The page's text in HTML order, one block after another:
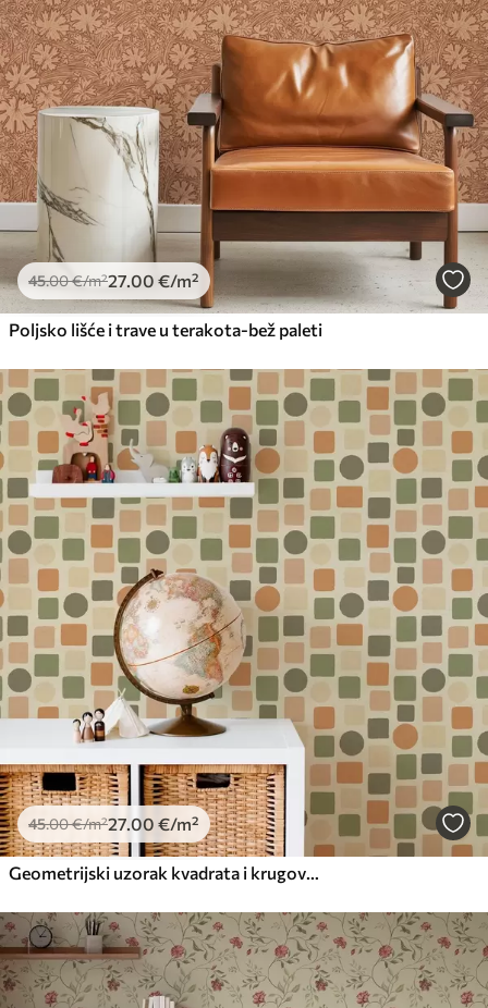
Standard
45.0027.00€/m²
Premium
56 € /m²
Premium vinil
66.6740.00€/m²
45.00€/m²27.00 €/m²
Poljsko lišće i trave u terakota-bež paleti
45.00€/m²27.00 €/m²
Geometrijski uzorak kvadrata i krugova u toplim tonovima